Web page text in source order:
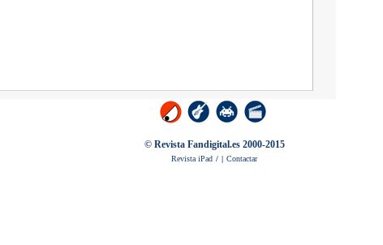
© Revista Fandigital.es 2000-2015
Revista iPad / | Contactar